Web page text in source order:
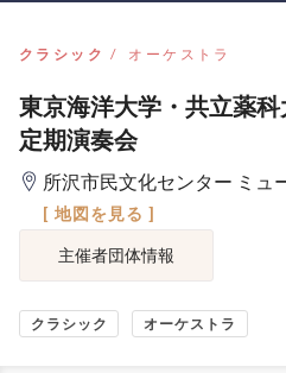
クラシック オーケストラ
東京海洋大学・共立薬
定期演奏会
所沢市民文化センター ミュ
[ 地図を見る ]
主催者団体情報
クラシック オーケストラ